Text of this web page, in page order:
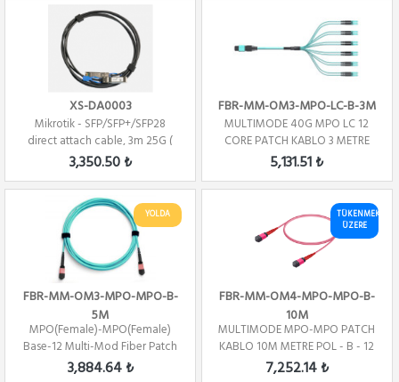
XS-DA0003
Mikrotik - SFP/SFP+/SFP28
direct attach cable, 3m 25G (
Direct At...
3,350.50 ₺
FBR-MM-OM3-MPO-LC-B-3M
MULTIMODE 40G MPO LC 12
CORE PATCH KABLO 3 METRE
POL - B
5,131.51 ₺
YOLDA
FBR-MM-OM3-MPO-MPO-B-
5M
MPO(Female)-MPO(Female)
Base-12 Multi-Mod Fiber Patch
Cord OM3 Pol...
3,884.64 ₺
TÜKENMEK
ÜZERE
FBR-MM-OM4-MPO-MPO-B-
10M
MULTIMODE MPO-MPO PATCH
KABLO 10M METRE POL - B - 12
CORE
7,252.14 ₺